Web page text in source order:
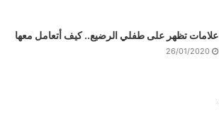
علامات تظهر على طفلي الرضيع.. كيف أتعامل معها
26/01/2020